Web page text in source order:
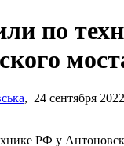
по
, 24 сентября